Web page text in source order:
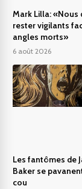
Mark Lilla: «Nous
rester vigilants
angles morts»
6 août 2026
Les fantômes de
Baker se
cou